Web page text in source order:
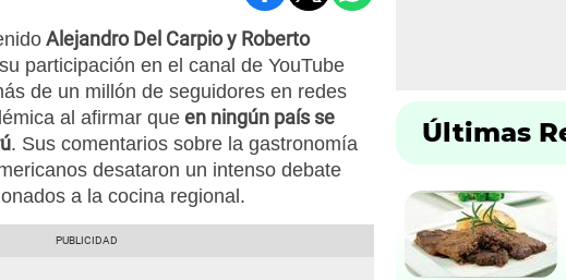
Alejandro Del Carpio y Roberto
participación en el canal de YouTube
de un millón de seguidores en redes
al afirmar que en ningún país se
. Sus comentarios sobre la gastronomía
desataron un intenso debate
a la cocina regional.
Últimas